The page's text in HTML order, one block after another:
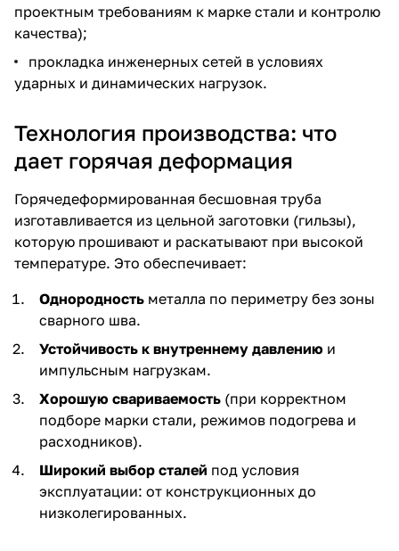
проектным требованиям к марке стали и контролю
качества);
прокладка инженерных сетей в условиях
ударных и динамических нагрузок.
Технология производства: что
дает горячая деформация
Горячедеформированная бесшовная труба
изготавливается из цельной заготовки (гильзы),
которую прошивают и раскатывают при высокой
температуре. Это обеспечивает:
Однородность металла по периметру без зоны
сварного шва.
Устойчивость к внутреннему давлению и
импульсным нагрузкам.
Хорошую свариваемость (при корректном
подборе марки стали, режимов подогрева и
расходников).
Широкий выбор сталей под условия
эксплуатации: от конструкционных до
низколегированных.